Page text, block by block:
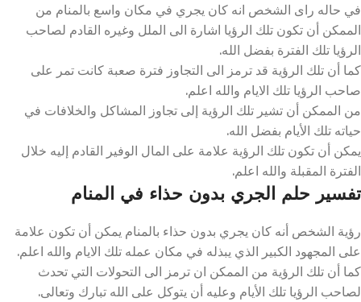
في حاله راى الشخص انه كان يجري في مكان واسع بالمنام من
الممكن أن تكون تلك الرؤيا اشارة الى الملل وغيره القادم لصاحب
الرؤيا تلك الفترة بفضل الله.
كما أن تلك الرؤية قد ترمز الى التجاوز فترة صعبة كانت تمر على
صاحب الرؤيا تلك الايام والله اعلم.
من الممكن أن تشير تلك الرؤية إلى تجاوز المشاكل والخلافات في
حياته تلك الأيام بفضل الله.
يمكن أن تكون تلك الرؤية علامة على المال الوفير القادم إليه خلال
الفترة المقبلة والله اعلم.
تفسير حلم الجري بدون حذاء في المنام
رؤية الشخص أنه كان يجري بدون حذاء بالمنام يمكن أن تكون علامة
على المجهود الكبير الذي يبذله في مكان عمله تلك الايام والله اعلم.
كما أن تلك الرؤية من الممكن ان ترمز الى التحولات التي تحدث
لصاحب الرؤيا تلك الأيام وعليه أن يتوكل على الله تبارك وتعالى.